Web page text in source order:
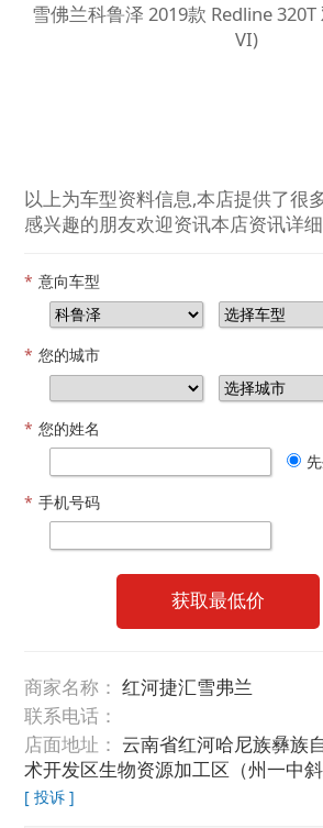
雪佛兰科鲁泽 2019款 Redline
VI)
以上为车型资料信息,本店提供了很
感兴趣的朋友欢迎资讯本店资讯详细
* 意向车型
* 您的城市
* 您的姓名
* 手机号码
获取最低价
商家名称： 红河捷汇雪弗兰
联系电话：
店面地址： 云南省红河哈尼族彝族
术开发区生物资源加工区（州一中斜
[ 投诉 ]